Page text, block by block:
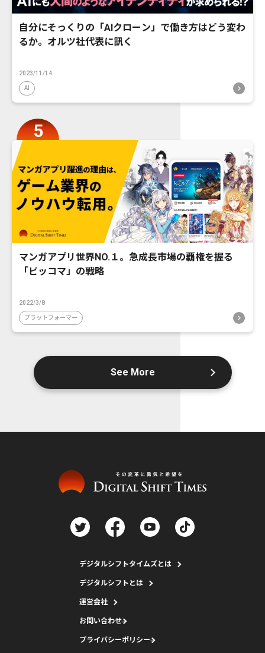
自分にそっくりの「AIクローン」で働き方はどう変わ
るか。オルツ社代表に訊く
2023/11/14
AI
マンガアプリ世界NO.１。急成長市場の覇権を握る
「ピッコマ」の戦略
2022/3/8
プラットフォーマー
See More
デジタルシフトタイムズとは
デジタルシフトとは
運営会社
お問い合わせ
プライバシーポリシー